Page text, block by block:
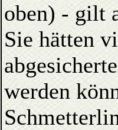
oben) - gilt
Sie hätten
werden